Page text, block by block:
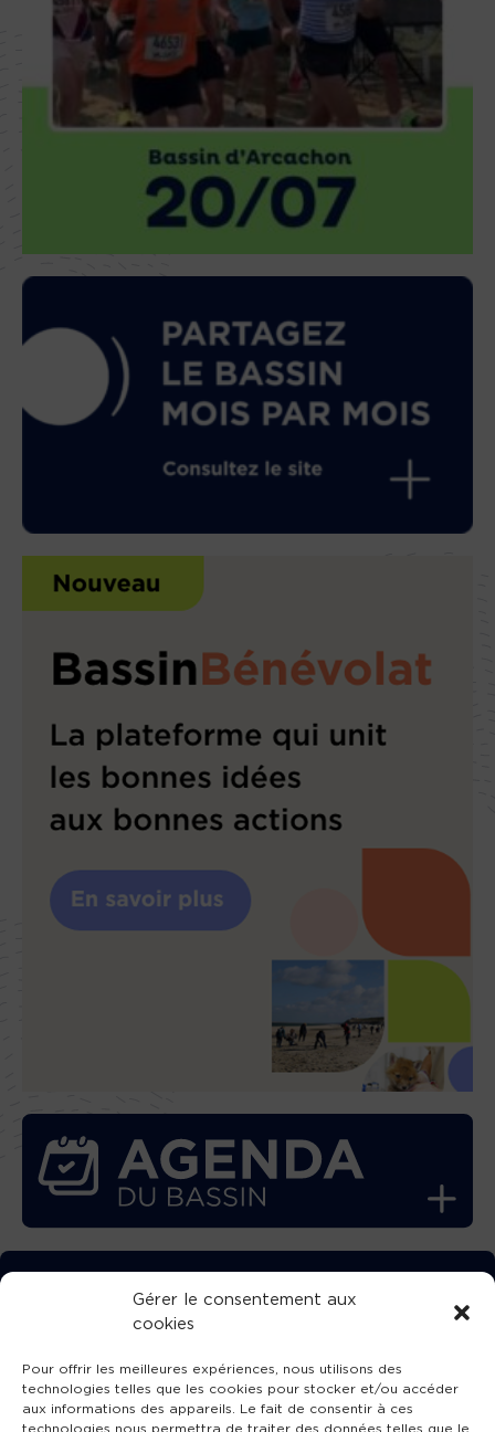
Gérer le consentement aux
cookies
Pour offrir les meilleures expériences, nous utilisons des
technologies telles que les cookies pour stocker et/ou accéder
aux informations des appareils. Le fait de consentir à ces
technologies nous permettra de traiter des données telles que le
TÉLÉCHARGEZ GRATUITEMENT
L’APPLICATION TVBA !